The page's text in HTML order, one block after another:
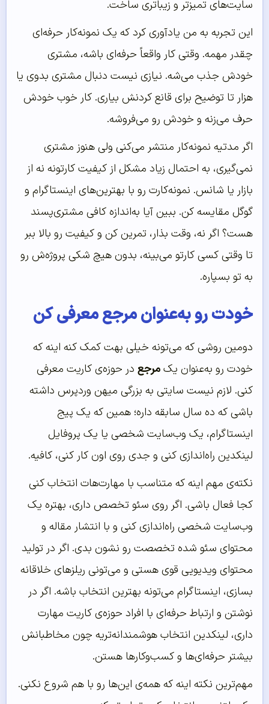
سایت‌های تمیزتر و زیباتری ساخت.
این تجربه به من یادآوری کرد که یک نمونه‌کار حرفه‌ای
چقدر مهمه. وقتی کار واقعاً حرفه‌ای باشه، مشتری
خودش جذب می‌شه. نیازی نیست دنبال مشتری بدوی یا
هزار تا توضیح برای قانع کردنش بیاری. کار خوب خودش
حرف می‌زنه و خودش رو می‌فروشه.
اگر مدتیه نمونه‌کار منتشر می‌کنی ولی هنوز مشتری
نمی‌گیری، به احتمال زیاد مشکل از کیفیت کارتونه نه از
بازار یا شانس. نمونه‌کارت رو با بهترین‌های اینستاگرام و
گوگل مقایسه کن. ببین آیا به‌اندازه کافی مشتری‌پسند
هست؟ اگر نه، وقت بذار، تمرین کن و کیفیت رو بالا ببر
تا وقتی کسی کارتو می‌بینه، بدون هیچ شکی پروژه‌ش رو
به تو بسپاره.
خودت رو به‌عنوان مرجع معرفی کن
دومین روشی که می‌تونه خیلی بهت کمک کنه اینه که
خودت رو به‌عنوان یکمرجع در حوزه‌ی کاریت معرفی
کنی. لازم نیست سایتی به بزرگی میهن وردپرس داشته
باشی که ده سال سابقه داره؛ همین که یک پیج
اینستاگرام، یک وب‌سایت شخصی یا یک پروفایل
لینکدین راه‌اندازی کنی و جدی روی اون کار کنی، کافیه.
نکته‌ی مهم اینه که متناسب با مهارت‌هات انتخاب کنی
کجا فعال باشی. اگر روی سئو تخصص داری، بهتره یک
وب‌سایت شخصی راه‌اندازی کنی و با انتشار مقاله و
محتوای سئو شده تخصصت رو نشون بدی. اگر در تولید
محتوای ویدیویی قوی هستی و می‌تونی ریلزهای خلاقانه
بسازی، اینستاگرام می‌تونه بهترین انتخاب باشه. اگر در
نوشتن و ارتباط حرفه‌ای با افراد حوزه‌ی کاریت مهارت
داری، لینکدین انتخاب هوشمندانه‌تریه چون مخاطبانش
بیشتر حرفه‌ای‌ها و کسب‌وکارها هستن.
مهم‌ترین نکته اینه که همه‌ی این‌ها رو با هم شروع نکنی.